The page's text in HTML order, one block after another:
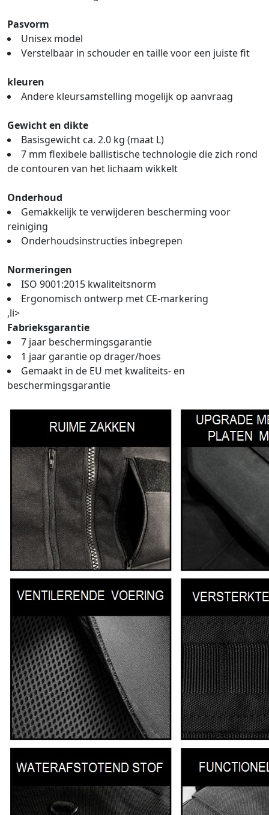
Pasvorm
Unisex model
Verstelbaar in schouder en taille voor een juiste fit
kleuren
Andere kleursamstelling mogelijk op aanvraag
Gewicht en dikte
Basisgewicht ca. 2.0 kg (maat L)
7 mm flexibele ballistische technologie die zich rond
de contouren van het lichaam wikkelt
Onderhoud
Gemakkelijk te verwijderen bescherming voor
reiniging
Onderhoudsinstructies inbegrepen
Normeringen
ISO 9001:2015 kwaliteitsnorm
Ergonomisch ontwerp met CE-markering
,li>
Fabrieksgarantie
7 jaar beschermingsgarantie
1 jaar garantie op drager/hoes
Gemaakt in de EU met kwaliteits- en
beschermingsgarantie